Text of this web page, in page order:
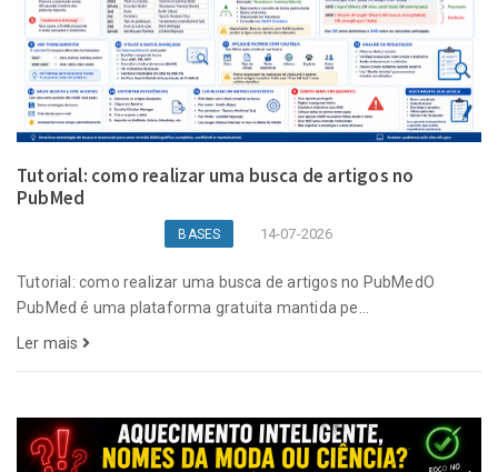
Tutorial: como realizar uma busca de artigos no
PubMed
BASES 14-07-2026
Tutorial: como realizar uma busca de artigos no PubMedO
PubMed é uma plataforma gratuita mantida pe...
Ler mais